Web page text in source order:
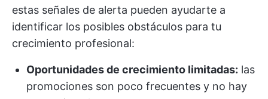
estas señales de alerta pueden ayudarte a
identificar los posibles obstáculos para tu
crecimiento profesional:
Oportunidades de crecimiento limitadas: las
promociones son poco frecuentes y no hay